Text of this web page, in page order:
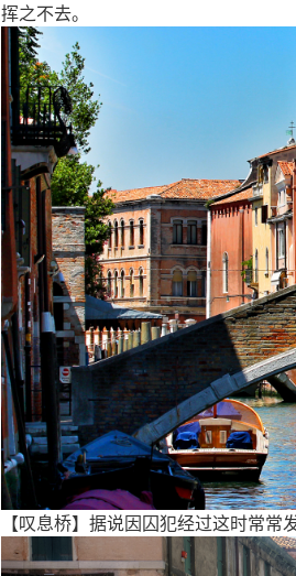
挥之不去。
【叹息桥】据说因囚犯经过这时常常